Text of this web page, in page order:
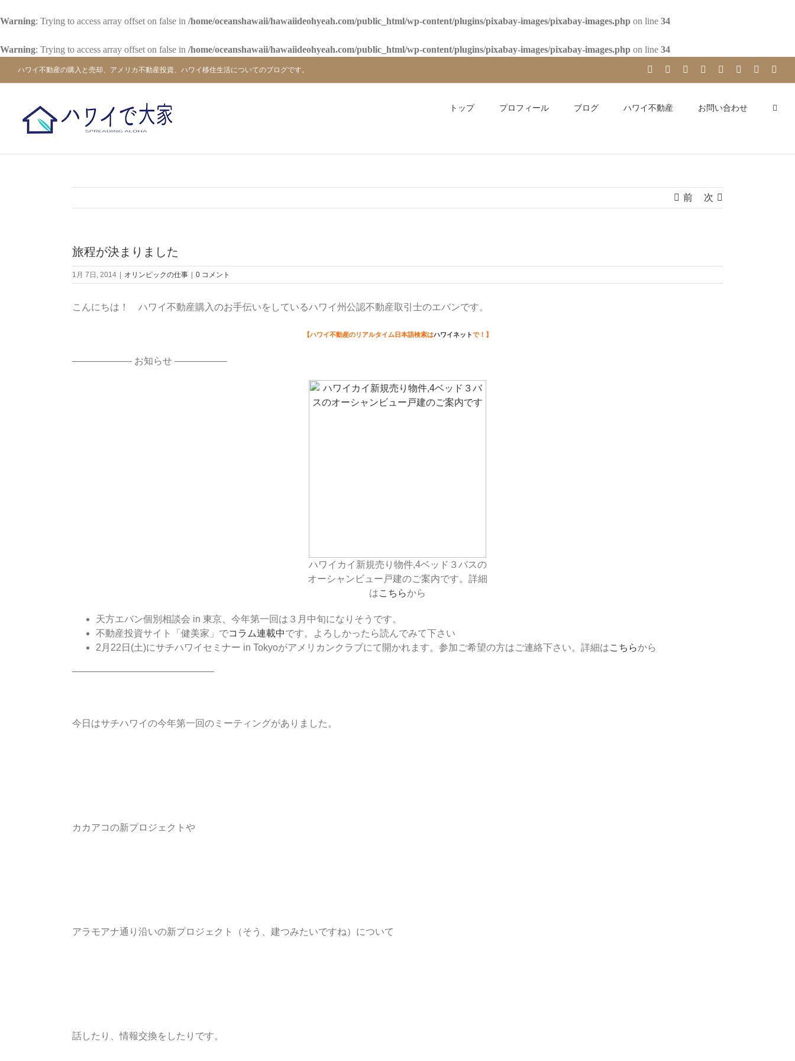
Warning: Trying to access array offset on false in /home/oceanshawaii/hawaiideohyeah.com/public_html/wp-content/plugins/pixabay-images/pixabay-images.php on line 34
Warning: Trying to access array offset on false in /home/oceanshawaii/hawaiideohyeah.com/public_html/wp-content/plugins/pixabay-images/pixabay-images.php on line 34
ハワイ不動産の購入と売却、アメリカ不動産投資、ハワイ移住生活についてのブログです。 YouTubeFacebookInstagramLinkedIn
Skype PinterestTumblr
トップ プロフィール ブログ ハワイ不動産 お問い合わせ
前 次
旅程が決まりました
1月 7日, 2014 オリンピックの仕事 0 コメント
こんにちは！ ハワイ不動産購入のお手伝いをしているハワイ州公認不動産取引士のエバンです。
【ハワイ不動産のリアルタイム日本語検索はハワイネットで！ 】
——————- お知らせ —————–
ハワイカイ新規売り物件,4ベッド３バスの
オーシャンビュー戸建のご案内です。詳細
はこちらから
天方エバン個別相談会 in 東京、今年第一回は３月中旬になりそうです。
不動産投資サイト「健美家」でコラム連載中です。よろしかったら読んでみて下さい
2月22日(土)にサチハワイセミナー in Tokyoがアメリカンクラブにて開かれます。参加ご希望の方はご連絡下さい。詳細はこちらから
———————————————
今日はサチハワイの今年第一回のミーティングがありました。
カカアコの新プロジェクトや
アラモアナ通り沿いの新プロジェクト（そう、建つみたいですね）について
話したり、情報交換をしたりです。